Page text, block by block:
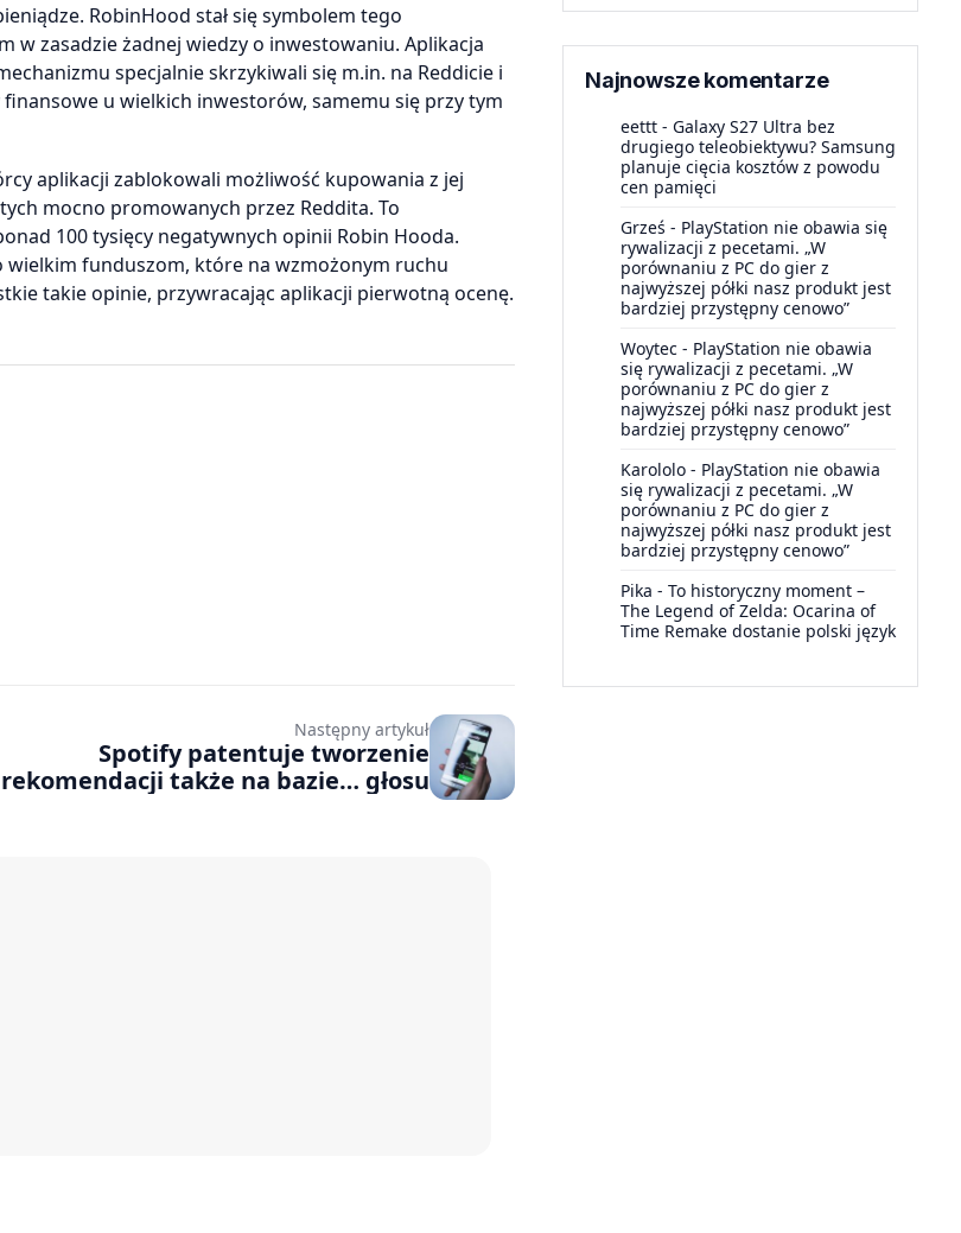
RobinHood stał się symbolem tego
w zasadzie żadnej wiedzy o inwestowaniu. Aplikacja
specjalnie skrzykiwali się m.in. na Reddicie i
u wielkich inwestorów, samemu się przy tym
aplikacji zablokowali możliwość kupowania z jej
mocno promowanych przez Reddita. To
100 tysięcy negatywnych opinii Robin Hooda.
wielkim funduszom, które na wzmożonym ruchu
takie opinie, przywracając aplikacji pierwotną ocenę.
Najnowsze komentarze
eettt - Galaxy S27 Ultra bez
drugiego teleobiektywu? Samsung
planuje cięcia kosztów z powodu
cen pamięci
Grześ - PlayStation nie obawia się
rywalizacji z pecetami. „W
porównaniu z PC do gier z
najwyższej półki nasz produkt jest
bardziej przystępny cenowo”
Woytec - PlayStation nie obawia
się rywalizacji z pecetami. „W
porównaniu z PC do gier z
najwyższej półki nasz produkt jest
bardziej przystępny cenowo”
Karololo - PlayStation nie obawia
się rywalizacji z pecetami. „W
porównaniu z PC do gier z
najwyższej półki nasz produkt jest
bardziej przystępny cenowo”
Pika - To historyczny moment –
The Legend of Zelda: Ocarina of
Time Remake dostanie polski język
Następny artykuł
Spotify patentuje tworzenie
rekomendacji także na bazie… głosu